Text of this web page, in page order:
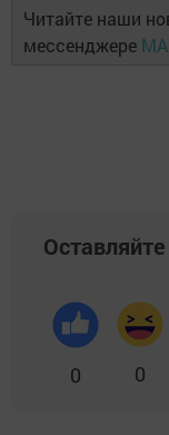
Читайте наши
мессенджере
0 0